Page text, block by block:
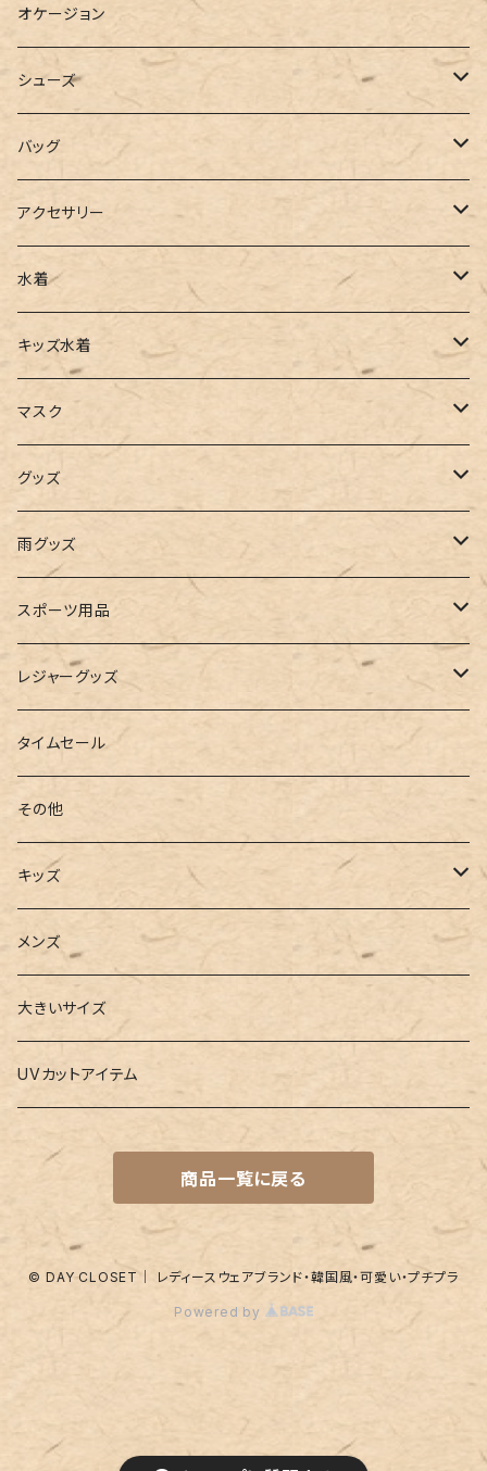
ブラウス
カーディガン
ポロシャツ
ベスト
チュニック
タンクトップ
キャミソール
インナー
ビスチェ
スウェット
ジャージ
スラックス
ワイドパンツ
カーゴパンツ
サロペット
ガウチョ
レギンス
その他
パーカーワンピース
ニットワンピース
キャミワンピース
サロペット
オールインワン
オケージョン
シューズ
ブーツ
パンプス
サンダル
スニーカー
フラットシューズ
レインシューズ
レースアップ
ルームシューズ
インソール
ローファー
バッグ
トートバッグ
ショルダー
バックパック
カゴバッグ
エコバッグ
リュック
ハンドバッグ
ボストンバッグ
アクセサリー
その他
水着
ワンピース
ビキニ
ワンショルダー
オフショルダー
バンドゥ
タンキニ
キャミキニ
フィットネス
2点セット
3点セット
4点セット
5点セット
水着関連商品
レギンス
キッズ水着
女の子
男の子
ユニセックス
マスク
アクセサリー
マスクケース
グッズ
帽子
ストール・マフラー
手袋
ポーチ
パスケース
ウォレット
カードケース
キーケース
メガネチェーン
アームカバー
ネイルグッズ
雨グッズ
レインコート
スポーツ用品
トレーニング・スポーツウェア
トレーニンググッズ
ヨガウェア
ヨガソックス
ヨガグッズ
ヨガマット
レジャーグッズ
ビーチグッズ
タイムセール
その他
キッズ
Girls
水着
バレー
Boys
水着
グッズ
メンズ
大きいサイズ
UVカットアイテム
商品一覧に戻る
© DAY CLOSET｜ レディースウェアブランド・韓国風・可愛い・プチプラ
Powered by